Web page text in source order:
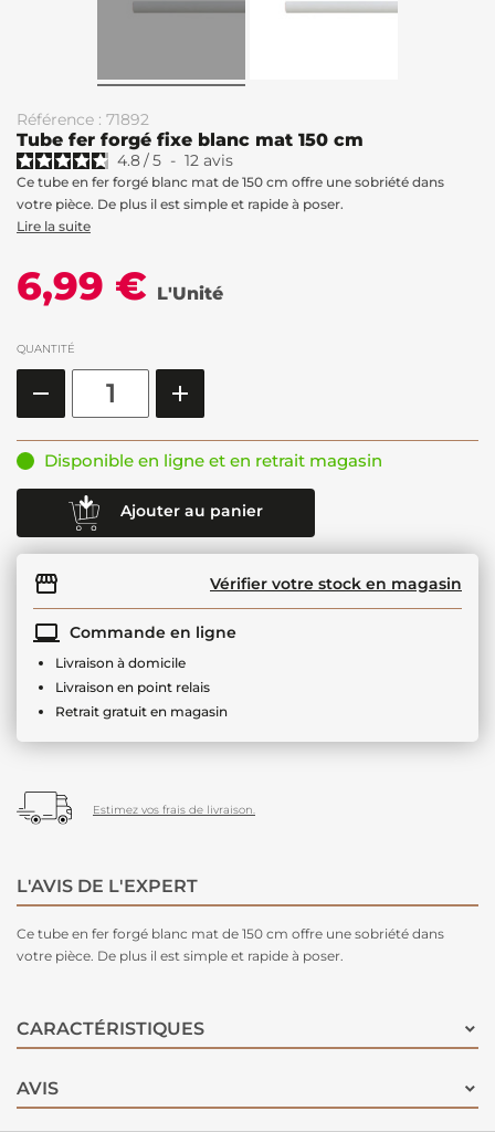
Référence : 71892
Tube fer forgé fixe blanc mat 150 cm
4.8/5 - 12 avis
Ce tube en fer forgé blanc mat de 150 cm offre une sobriété dans
votre pièce. De plus il est simple et rapide à poser.
Lire la suite
6,99 € L'Unité
QUANTITÉ
Disponible en ligne et en retrait magasin
Ajouter au panier
Vérifier votre stock en magasin
Commande en ligne
Livraison à domicile
Livraison en point relais
Retrait gratuit en magasin
Estimez vos frais de livraison.
L'AVIS DE L'EXPERT
Ce tube en fer forgé blanc mat de 150 cm offre une sobriété dans
votre pièce. De plus il est simple et rapide à poser.
CARACTÉRISTIQUES
AVIS